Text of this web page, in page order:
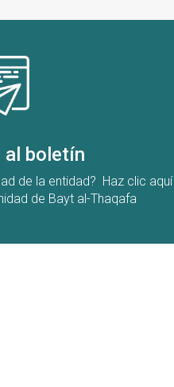
al boletín
de la entidad? Haz clic aquí
de Bayt al-Thaqafa